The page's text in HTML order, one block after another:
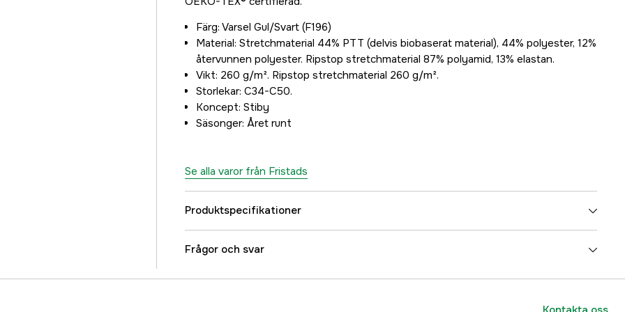
Färg: Varsel Gul/Svart (F196)
Material: Stretchmaterial 44% PTT (delvis biobaserat material), 44% polyester, 12%
återvunnen polyester. Ripstop stretchmaterial 87% polyamid, 13% elastan.
Vikt: 260 g/m². Ripstop stretchmaterial 260 g/m².
Storlekar: C34-C50.
Koncept: Stiby
Säsonger: Året runt
Se alla varor från Fristads
Produktspecifikationer
Typ av skydd/Funktion
Dam/Herr Dam
Frågor och svar